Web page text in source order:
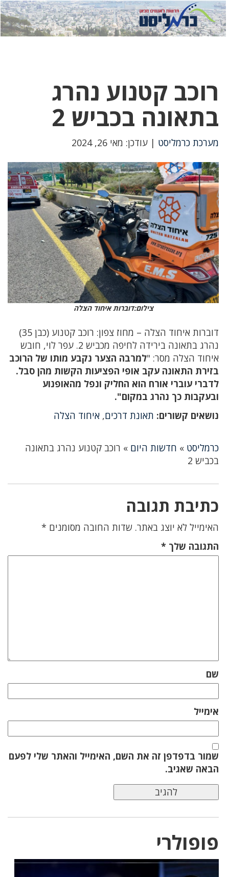
לחץ
כאן
לחץ
כדי
רוכב קטנוע נהרג
בתאונה בכביש 2
מערכת כרמליסט | עודכן: מאי 26, 2024
צילום:דוברות איחוד הצלה
דוברות איחוד הצלה – מחוז צפון: רוכב קטנוע (כבן 35)
נהרג בתאונה בירידה לחיפה מכביש 2. עפר לוי, חובש
איחוד הצלה מסר: "למרבה הצער נקבע מותו של הרוכב
בזירת התאונה עקב אופי הפציעות הקשות מהן סבל.
לדברי עוברי אורח הוא החליק ונפל מהאופנוע
ובעקבות כך נהרג במקום".
נושאים קשורים: תאונת דרכים, איחוד הצלה
כרמליסט » חדשות היום » רוכב קטנוע נהרג בתאונה
בכביש 2
כתיבת תגובה
האימייל לא יוצג באתר. שדות החובה מסומנים *
התגובה שלך *
שם
אימייל
שמור בדפדפן זה את השם, האימייל והאתר שלי לפעם
הבאה שאגיב.
פופולרי